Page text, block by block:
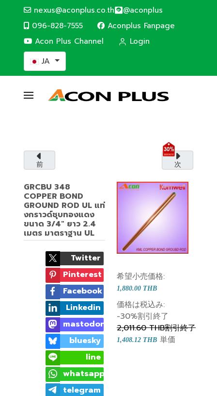
nexus@aconplus.co.th @aconplus
096-828-7555
Aconplus Fanpage
Acon Plus Channel
Login
あなたが使う言語を選んでください
JA
太陽電池システム
一緒に世界を救いましょう。
前 次
GRCBU 348
COPPER BOND
GROUND ROD UL แท่
งกราวด์ชุบทองแดง
ขนาด 3/4" ยาว 2.4
เมตร มาตราฐาน UL
Twitter
Pinterest
Facebook
Linkedin
mastodon
bluesky
line
whatsapp
telegram
希望小売価格:
1,880.00 THB
価格は税込み:
-30%割引終了
2,011.60 THB割引終了
1,408.12 THB 単価